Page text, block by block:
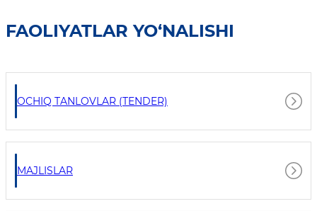
FAOLIYATLAR YO‘NALISHI
OCHIQ TANLOVLAR (TENDER)
MAJLISLAR